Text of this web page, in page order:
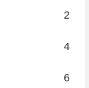
2
4
6